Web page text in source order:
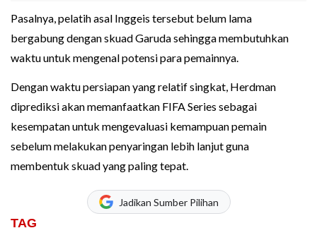
Pasalnya, pelatih asal Inggeis tersebut belum lama
bergabung dengan skuad Garuda sehingga membutuhkan
waktu untuk mengenal potensi para pemainnya.
Dengan waktu persiapan yang relatif singkat, Herdman
diprediksi akan memanfaatkan FIFA Series sebagai
kesempatan untuk mengevaluasi kemampuan pemain
sebelum melakukan penyaringan lebih lanjut guna
membentuk skuad yang paling tepat.
Jadikan Sumber Pilihan
TAG